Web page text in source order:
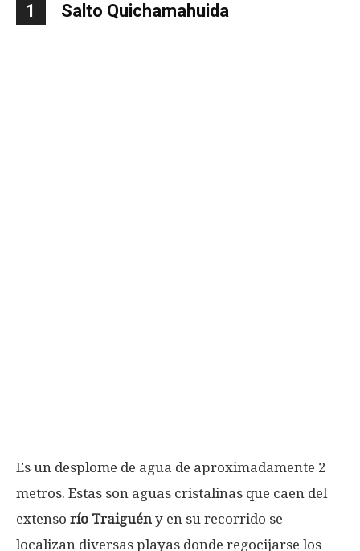
1 Salto Quichamahuida
Es un desplome de agua de aproximadamente 2
metros. Estas son aguas cristalinas que caen del
extenso río Traiguén y en su recorrido se
localizan diversas playas donde regocijarse los